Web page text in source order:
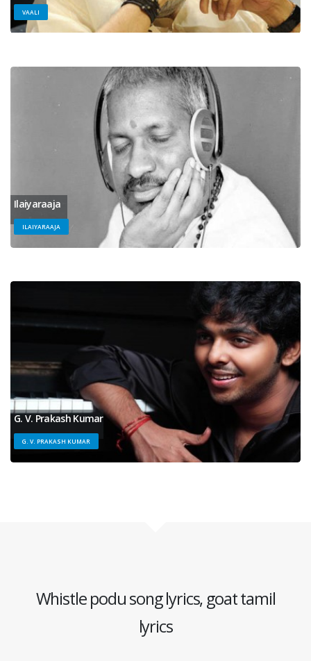
VAALI
Ilaiyaraaja
ILAIYARAAJA
G. V. Prakash Kumar
G. V. PRAKASH KUMAR
Whistle podu song lyrics, goat tamil
lyrics